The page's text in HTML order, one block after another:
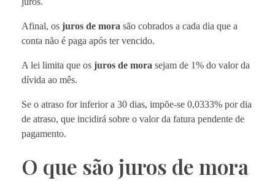
Afinal, os juros de mora são cobrados a cada dia que a
conta não é paga após ter vencido.
A lei limita que os juros de mora sejam de 1% do valor da
dívida ao mês.
Se o atraso for inferior a 30 dias, impõe-se 0,0333% por dia
de atraso, que incidirá sobre o valor da fatura pendente de
pagamento.
O que são juros de mora